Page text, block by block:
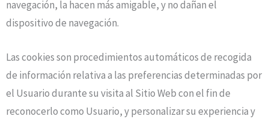
navegación, la hacen más amigable, y no dañan el
dispositivo de navegación.
Las cookies son procedimientos automáticos de recogida
de información relativa a las preferencias determinadas por
el Usuario durante su visita al Sitio Web con el fin de
reconocerlo como Usuario, y personalizar su experiencia y